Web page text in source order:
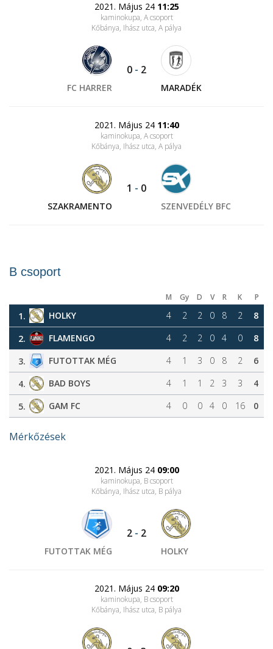
2021. Május 24 11:25
kaminokupa, A csoport
Kőbánya, Ihász utca, A pálya
FC HARRER
0 - 2
MARADÉK
2021. Május 24 11:40
kaminokupa, A csoport
Kőbánya, Ihász utca, A pálya
SZAKRAMENTO
1 - 0
SZENVEDÉLY BFC
B csoport
M Gy D V R K P
1. HOLKY 4 2 2 0 8 2
8
2.
FLAMENGO 4 2 2 0 4 0
8
3.
FUTOTTAK MÉG 4 1 3 0 8 2
6
4.
BAD BOYS 4 1 1 2 3 3
4
5.
GAM FC 4 0 0 4 0 16 0
Mérkőzések
2021. Május 24 09:00
kaminokupa, B csoport
Kőbánya, Ihász utca, B pálya
FUTOTTAK MÉG
2 - 2
HOLKY
2021. Május 24 09:20
kaminokupa, B csoport
Kőbánya, Ihász utca, B pálya